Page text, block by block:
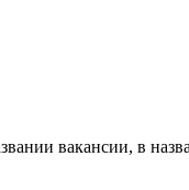
вакансии, в